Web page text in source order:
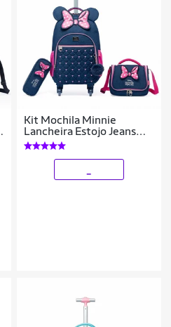
Kit Mochila Minnie
Lancheira Estojo Jeans
Feminina Disney